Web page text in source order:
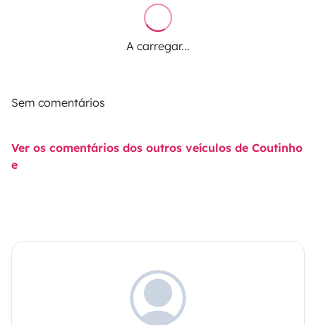
A carregar...
Sem comentários
Ver os comentários dos outros veículos de Coutinho
e